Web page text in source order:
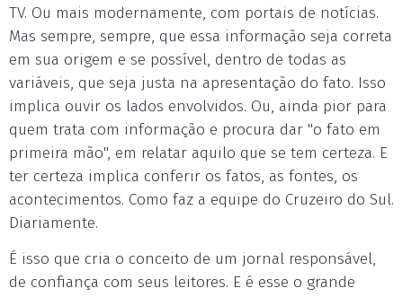
TV. Ou mais modernamente, com portais de notícias.
Mas sempre, sempre, que essa informação seja correta
em sua origem e se possível, dentro de todas as
variáveis, que seja justa na apresentação do fato. Isso
implica ouvir os lados envolvidos. Ou, ainda pior para
quem trata com informação e procura dar "o fato em
primeira mão", em relatar aquilo que se tem certeza. E
ter certeza implica conferir os fatos, as fontes, os
acontecimentos. Como faz a equipe do Cruzeiro do Sul.
Diariamente.
É isso que cria o conceito de um jornal responsável,
de confiança com seus leitores. E é esse o grande